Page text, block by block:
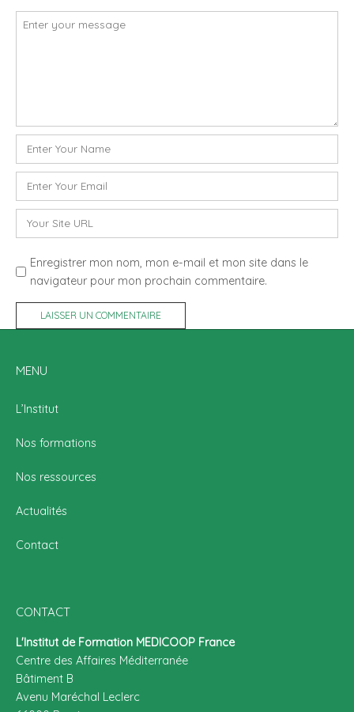
Commentaire
Nom
*
mail
Site
web
Enregistrer mon nom, mon e-mail et mon site dans le
navigateur pour mon prochain commentaire.
MENU
L’Institut
Nos formations
Nos ressources
Actualités
Contact
CONTACT
L'Institut de Formation MEDICOOP France
Centre des Affaires Méditerranée
Bâtiment B
Avenu Maréchal Leclerc